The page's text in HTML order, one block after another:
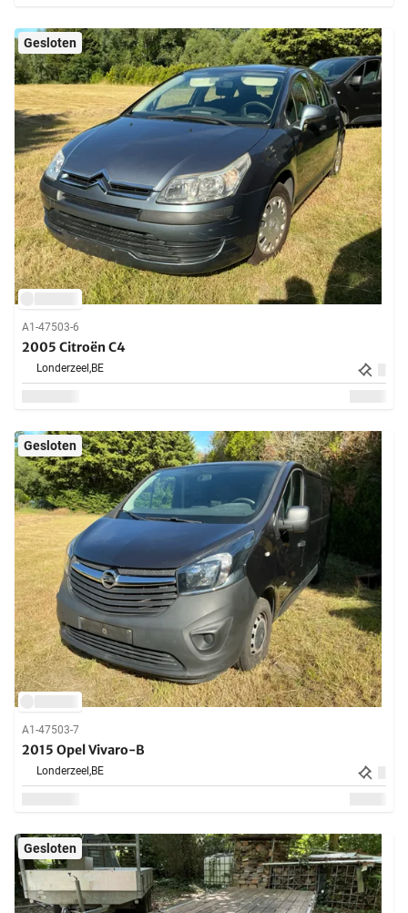
Gesloten
A1-47503-6
2005 Citroën C4
Londerzeel,BE
Gesloten
A1-47503-7
2015 Opel Vivaro-B
Londerzeel,BE
Gesloten